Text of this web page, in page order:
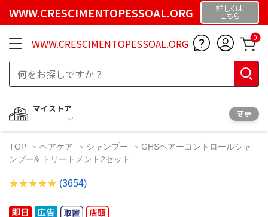
WWW.CRESCIMENTOPESSOAL.ORG 詳しくは
こちら
WWW.CRESCIMENTOPESSOAL.ORG 0
マイストア
変更
TOP ヘアケア シャンプー
GHSヘアーコントロールシャ
ンプー& トリートメント2セット
(3654)